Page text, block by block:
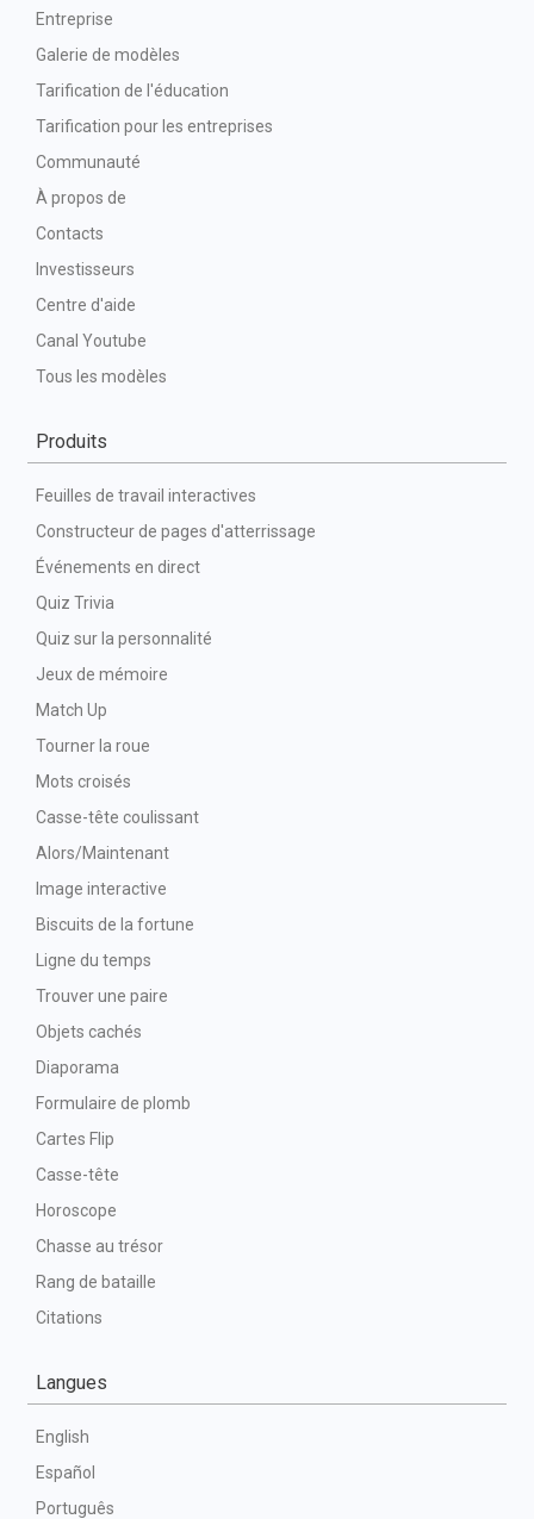
Entreprise
Galerie de modèles
Tarification de l'éducation
Tarification pour les entreprises
Communauté
À propos de
Contacts
Investisseurs
Centre d'aide
Canal Youtube
Tous les modèles
Produits
Feuilles de travail interactives
Constructeur de pages d'atterrissage
Événements en direct
Quiz Trivia
Quiz sur la personnalité
Jeux de mémoire
Match Up
Tourner la roue
Mots croisés
Casse-tête coulissant
Alors/Maintenant
Image interactive
Biscuits de la fortune
Ligne du temps
Trouver une paire
Objets cachés
Diaporama
Formulaire de plomb
Cartes Flip
Casse-tête
Horoscope
Chasse au trésor
Rang de bataille
Citations
Langues
English
Español
Português